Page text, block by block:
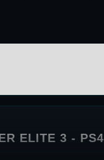
ELITE 3 - PS4